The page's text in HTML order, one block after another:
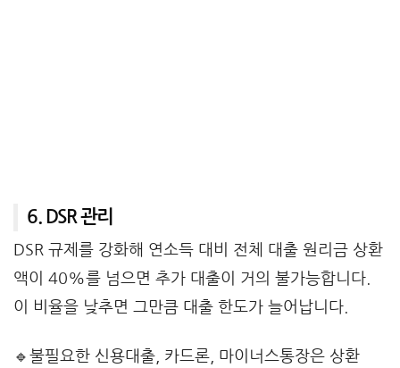
6. DSR 관리
DSR 규제를 강화해 연소득 대비 전체 대출 원리금 상환
액이 40%를 넘으면 추가 대출이 거의 불가능합니다.
이 비율을 낮추면 그만큼 대출 한도가 늘어납니다.
🔹불필요한 신용대출, 카드론, 마이너스통장은 상환